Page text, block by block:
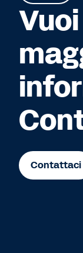
Contattaci